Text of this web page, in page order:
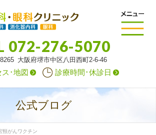
072-276-5070
大阪府堺市中区八田西町2-6-46
ス･地図 診療時間･休診日
公式ブログ
頸がんワクチン